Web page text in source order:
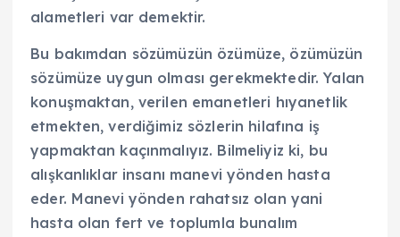
alametleri var demektir.
Bu bakımdan sözümüzün özümüze, özümüzün
sözümüze uygun olması gerekmektedir. Yalan
konuşmaktan, verilen emanetleri hıyanetlik
etmekten, verdiğimiz sözlerin hilafına iş
yapmaktan kaçınmalıyız. Bilmeliyiz ki, bu
alışkanlıklar insanı manevi yönden hasta
eder. Manevi yönden rahatsız olan yani
hasta olan fert ve toplumla bunalım